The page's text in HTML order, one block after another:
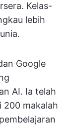
Kelas-
lebih
Google
AI. Ia telah
200 makalah